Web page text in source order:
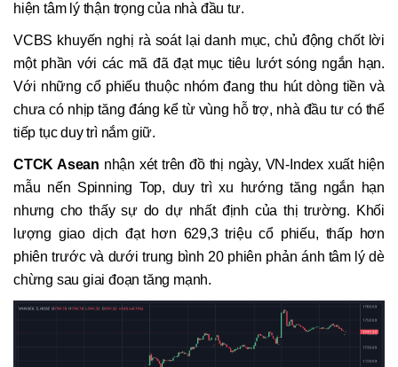
hiện tâm lý thận trọng của nhà đầu tư.
VCBS khuyến nghị rà soát lại danh mục, chủ động chốt lời
một phần với các mã đã đạt mục tiêu lướt sóng ngắn hạn.
Với những cổ phiếu thuộc nhóm đang thu hút dòng tiền và
chưa có nhịp tăng đáng kể từ vùng hỗ trợ, nhà đầu tư có thể
tiếp tục duy trì nắm giữ.
CTCK Asean nhận xét trên đồ thị ngày, VN-Index xuất hiện
mẫu nến Spinning Top, duy trì xu hướng tăng ngắn hạn
nhưng cho thấy sự do dự nhất định của thị trường. Khối
lượng giao dịch đạt hơn 629,3 triệu cổ phiếu, thấp hơn
phiên trước và dưới trung bình 20 phiên phản ánh tâm lý dè
chừng sau giai đoạn tăng mạnh.